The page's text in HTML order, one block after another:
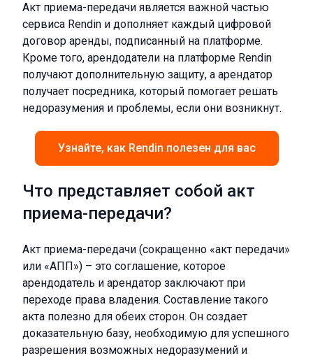
Акт приема-передачи является важной частью
сервиса Rendin и дополняет каждый цифровой
договор аренды, подписанный на платформе.
Кроме того, арендодатели на платформе Rendin
получают дополнительную защиту, а арендатор
получает посредника, который помогает решать
недоразумения и проблемы, если они возникнут.
Узнайте, как Rendin полезен для вас
Что представляет собой акт
приема-передачи?
Акт приема-передачи (сокращенно «акт передачи»
или «АПП») – это соглашение, которое
арендодатель и арендатор заключают при
переходе права владения. Составление такого
акта полезно для обеих сторон. Он создает
доказательную базу, необходимую для успешного
разрешения возможных недоразумений и